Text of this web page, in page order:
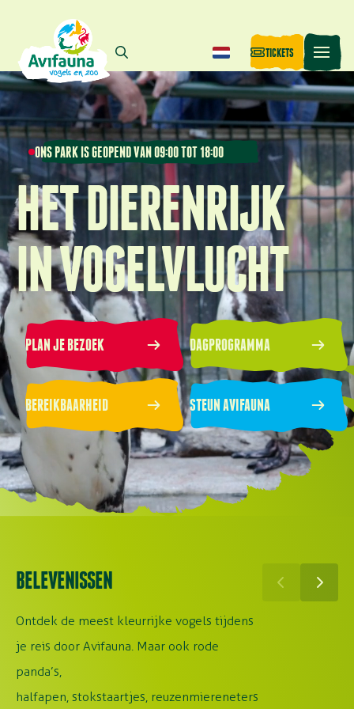
TICKETS
ONS PARK IS GEOPEND VAN 09:00 TOT 18:00
HET DIERENRIJK
IN VOGELVLUCHT
PLAN JE BEZOEK DAGPROGRAMMA
BEREIKBAARHEID STEUN AVIFAUNA
BELEVENISSEN
Ontdek de meest kleurrijke vogels tijdens
je reis door Avifauna. Maar ook rode
panda’s,
halfapen, stokstaartjes, reuzenmiereneters